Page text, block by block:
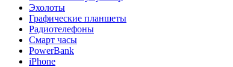
Эхолоты
Графические планшеты
Радиотелефоны
Смарт часы
PowerBank
iPhone